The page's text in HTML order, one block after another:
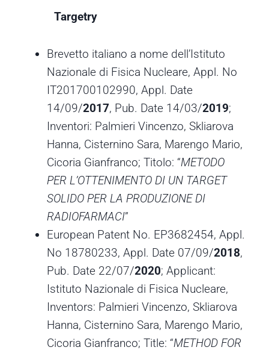
Targetry
Brevetto italiano a nome dell’Istituto
Nazionale di Fisica Nucleare, Appl. No
IT201700102990, Appl. Date
14/09/2017, Pub. Date 14/03/2019;
Inventori: Palmieri Vincenzo, Skliarova
Hanna, Cisternino Sara, Marengo Mario,
Cicoria Gianfranco; Titolo: “METODO
PER L’OTTENIMENTO DI UN TARGET
SOLIDO PER LA PRODUZIONE DI
RADIOFARMACI”
European Patent No. EP3682454, Appl.
No 18780233, Appl. Date 07/09/2018,
Pub. Date 22/07/2020; Applicant:
Istituto Nazionale di Fisica Nucleare,
Inventors: Palmieri Vincenzo, Skliarova
Hanna, Cisternino Sara, Marengo Mario,
Cicoria Gianfranco; Title: “METHOD FOR